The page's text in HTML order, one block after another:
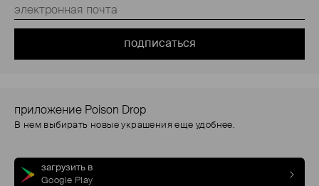
подписаться
приложение Poison Drop
В нем выбирать новые украшения еще удобнее.
загрузить в
Google Play